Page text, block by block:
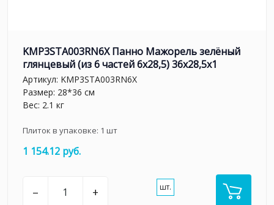
KMP3STA003RN6X Панно Мажорель зелёный
глянцевый (из 6 частей 6х28,5) 36x28,5x1
Артикул: KMP3STA003RN6X
Размер: 28*36 см
Вес: 2.1 кг
Плиток в упаковке: 1 шт
1 154.12 руб.
– + шт.